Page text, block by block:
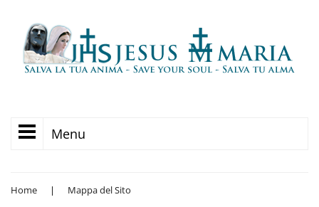
Menu
Home | Mappa del Sito